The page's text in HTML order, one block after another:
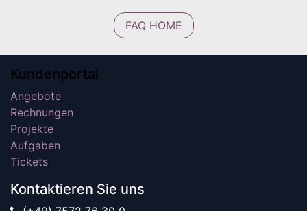
FAQ HOME
Kundenportal
Angebote
Rechnungen
Projekte
Aufgaben
Tickets
Kontaktieren Sie uns